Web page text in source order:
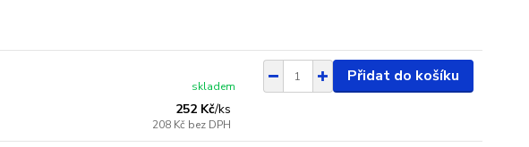
252 Kč/ks
208 Kč bez DPH
skladem
Přidat do košíku